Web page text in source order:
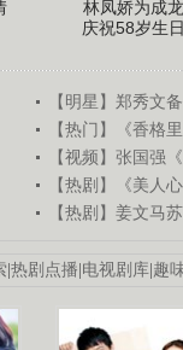
林凤娇为成龙
庆祝58岁生
【明星】郑秀文
【热门】《香格
【视频】张国强
【热剧】《美人
【热剧】姜文马
热剧点播 电视剧库 趣